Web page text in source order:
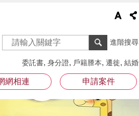
進階搜尋
委託書 身分證 戶籍謄本 遷徙 結婚
網相連 申請案件